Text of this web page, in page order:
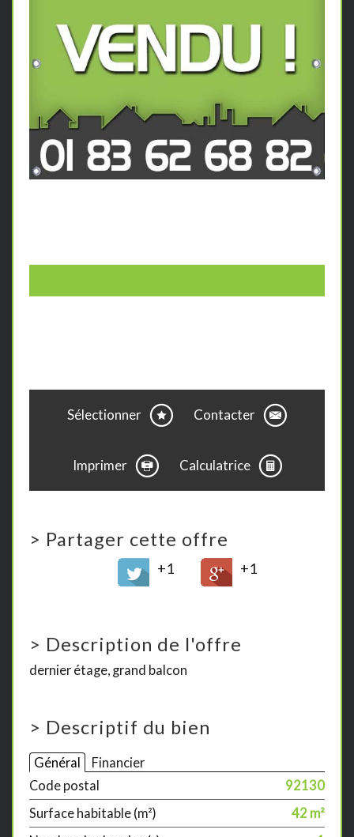
Sélectionner Contacter
Imprimer Calculatrice
> Partager cette offre
+1 +1
> Description de l'offre
dernier étage, grand balcon
> Descriptif du bien
Général
Financier
Code postal
92130
Surface habitable (m²)
42 m²